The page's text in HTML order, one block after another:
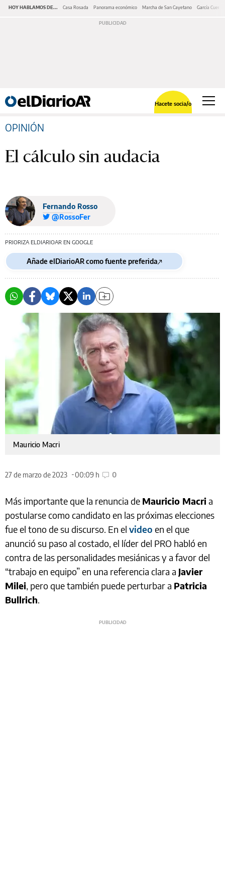
HOY HABLAMOS DE... Casa Rosada Panorama económico Marcha de San Cayetano García Cuerva
Hacete socia/o
OPINIÓN
El cálculo sin audacia
Fernando Rosso
@RossoFer
PRIORIZA ELDIARIOAR EN GOOGLE
Añade elDiarioAR como fuente preferida
Mauricio Macri
27 de marzo de 2023 00:09 h 0
Más importante que la renuncia de Mauricio Macria
postularse como candidato en las próximas elecciones
fue el tono de su discurso. En el video en el que
anunció su paso al costado, el líder del PRO habló en
contra de las personalidades mesiánicas y a favor del
“trabajo en equipo” en una referencia clara a Javier
Milei, pero que también puede perturbar a Patricia
Bullrich.